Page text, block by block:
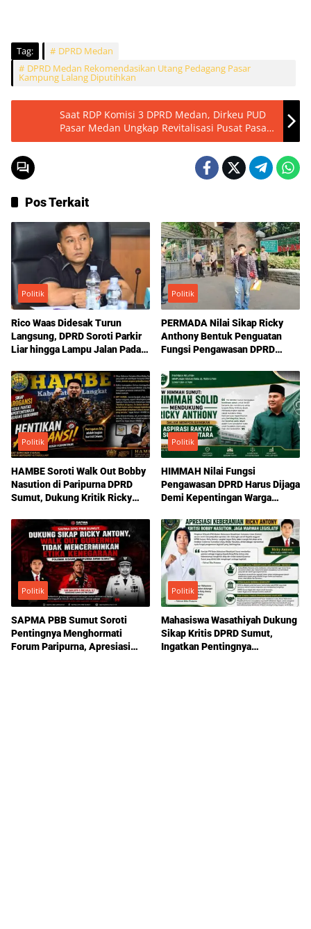
Tag:
DPRD Medan
DPRD Medan Rekomendasikan Utang Pedagang Pasar
Kampung Lalang Diputihkan
Saat RDP Komisi 3 DPRD Medan, Dirkeu PUD
Pasar Medan Ungkap Revitalisasi Pusat Pasar
Dikelola Perusahaan Milik Asiang
Pos Terkait
Politik
Rico Waas Didesak Turun
Langsung, DPRD Soroti Parkir
Liar hingga Lampu Jalan Padam
Politik
PERMADA Nilai Sikap Ricky
Anthony Bentuk Penguatan
Fungsi Pengawasan DPRD
Politik
HAMBE Soroti Walk Out Bobby
Nasution di Paripurna DPRD
Sumut, Dukung Kritik Ricky
Politik
HIMMAH Nilai Fungsi
Pengawasan DPRD Harus Dijaga
Demi Kepentingan Warga
Politik
SAPMA PBB Sumut Soroti
Pentingnya Menghormati
Forum Paripurna, Apresiasi
Politik
Mahasiswa Wasathiyah Dukung
Sikap Kritis DPRD Sumut,
Ingatkan Pentingnya